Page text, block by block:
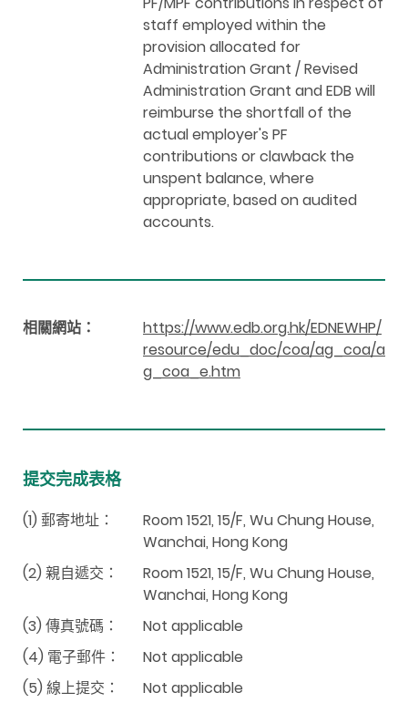
staff employed within the
provision allocated for
Administration Grant / Revised
Administration Grant and EDB will
reimburse the shortfall of the
actual employer's PF
contributions or clawback the
unspent balance, where
appropriate, based on audited
accounts.
相關網站：
https://www.edb.org.hk/EDNEWHP/
resource/edu_doc/coa/ag_coa/a
g_coa_e.htm
提交完成表格
(1) 郵寄地址：
Room 1521, 15/F, Wu Chung House,
Wanchai, Hong Kong
(2) 親自遞交：
Room 1521, 15/F, Wu Chung House,
Wanchai, Hong Kong
(3) 傳真號碼：
Not applicable
(4) 電子郵件：
Not applicable
(5) 線上提交：
Not applicable